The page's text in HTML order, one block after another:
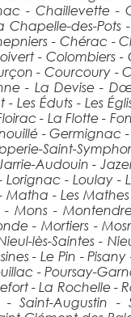
- Chaillevette
Chapelle-des-
- Chérac -
- Colombiers
- Courcoury -
- La Devise -
Éduts - Les
- La Flotte -
- Germignac
Saint-
Audouin -
Lorignac - Loulay
- Les
Mons -
- Mortiers -
lès-Saintes -
- Le Pin -
- Poursay-
- La Rochelle
Saint-Augustin -